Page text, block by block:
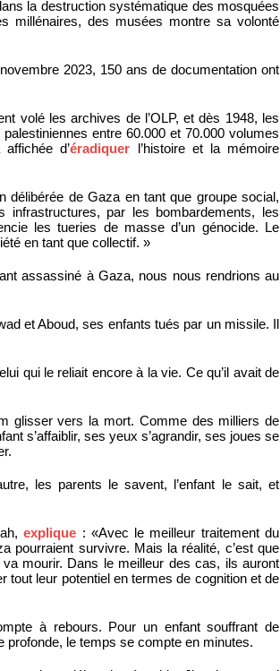
la destruction systématique des mosquées
millénaires, des musées montre sa volonté
2023, 150 ans de documentation ont
volé les archives de l’OLP, et dès 1948, les
entre 60.000 et 70.000 volumes
d’éradiquer l’histoire et la mémoire
délibérée de Gaza en tant que groupe social,
par les bombardements, les
les tueries de masse d’un génocide. Le
en tant que collectif. »
assassiné à Gaza, nous nous rendrions au
et Aboud, ses enfants tués par un missile. Il
qui le reliait encore à la vie. Ce qu’il avait de
glisser vers la mort. Comme des milliers de
s’affaiblir, ses yeux s’agrandir, ses joues se
les parents le savent, l’enfant le sait, et
explique : «Avec le meilleur traitement du
pourraient survivre. Mais la réalité, c’est que
mourir. Dans le meilleur des cas, ils auront
tout leur potentiel en termes de cognition et de
à rebours. Pour un enfant souffrant de
profonde, le temps se compte en minutes.